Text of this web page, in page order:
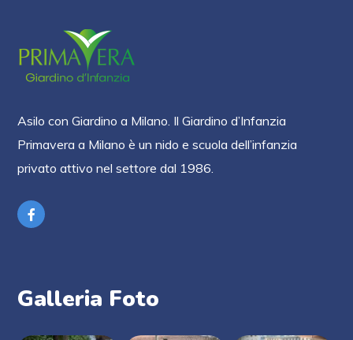
Asilo con Giardino a Milano. Il Giardino d’Infanzia
Primavera a Milano è un nido e scuola dell’infanzia
privato attivo nel settore dal 1986.
Galleria Foto